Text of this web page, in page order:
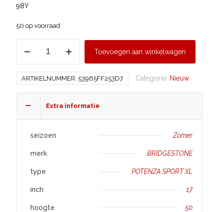
98Y
50 op voorraad
POTENZA
Toevoegen aan winkelwagen
ARTIKELNUMMER: 53965FF253D7 Categorie: Nieuw
Extra informatie
seizoen Zomer
merk BRIDGESTONE
type POTENZA SPORT XL
inch 17
hoogte 50